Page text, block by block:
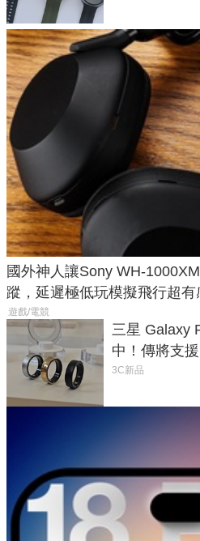
國外神人讓Sony WH-
蹤，延遲極低玩模擬飛行超有
遊戲/電競
三星 Galaxy
中！傳將支
與智慧家電連
3C新品